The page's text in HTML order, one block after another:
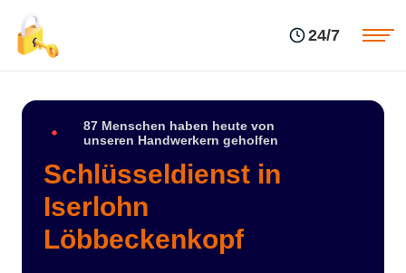
24/7
87 Menschen haben heute von
unseren Handwerkern geholfen
Schlüsseldienst in
Iserlohn
Löbbeckenkopf